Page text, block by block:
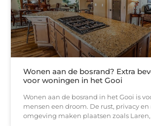
Wonen aan de bosrand? Extra
voor woningen in het Gooi
Wonen aan de bosrand in het Gooi is
mensen een droom. De rust, privacy
omgeving maken plaatsen zoals